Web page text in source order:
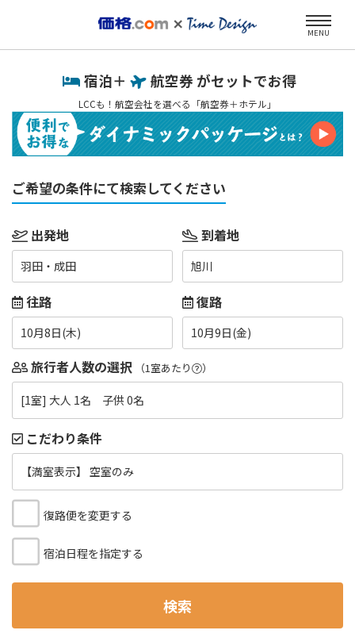
MENU
宿泊＋ 航空券 がセットでお得
LCCも！航空会社を選べる「航空券＋ホテル」
ご希望の条件にて検索してください
出発地
羽田・成田
到着地
旭川
往路
10月8日(木)
復路
10月9日(金)
旅行者人数の選択 （1室あたり ）
[1室] 大人 1名 子供 0名
こだわり条件
【満室表示】 空室のみ
復路便を変更する
宿泊日程を指定する
検索